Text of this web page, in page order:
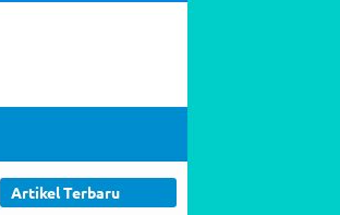
Artikel Terbaru